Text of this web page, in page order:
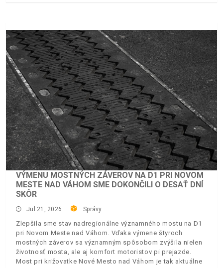
VÝMENU MOSTNÝCH ZÁVEROV NA D1 PRI NOVOM
MESTE NAD VÁHOM SME DOKONČILI O DESAŤ DNÍ
SKÔR
Jul 21, 2026 Správy
Zlepšila sme stav nadregionálne významného mostu na D1
pri Novom Meste nad Váhom. Vďaka výmene štyroch
mostných záverov sa významným spôsobom zvýšila nielen
životnosť mosta, ale aj komfort motoristov pi prejazde.
Most pri križovatke Nové Mesto nad Váhom je tak aktuálne